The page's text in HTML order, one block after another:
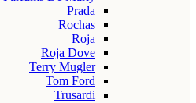
Prada
Rochas
Roja
Roja Dove
Terry Mugler
Tom Ford
Trusardi